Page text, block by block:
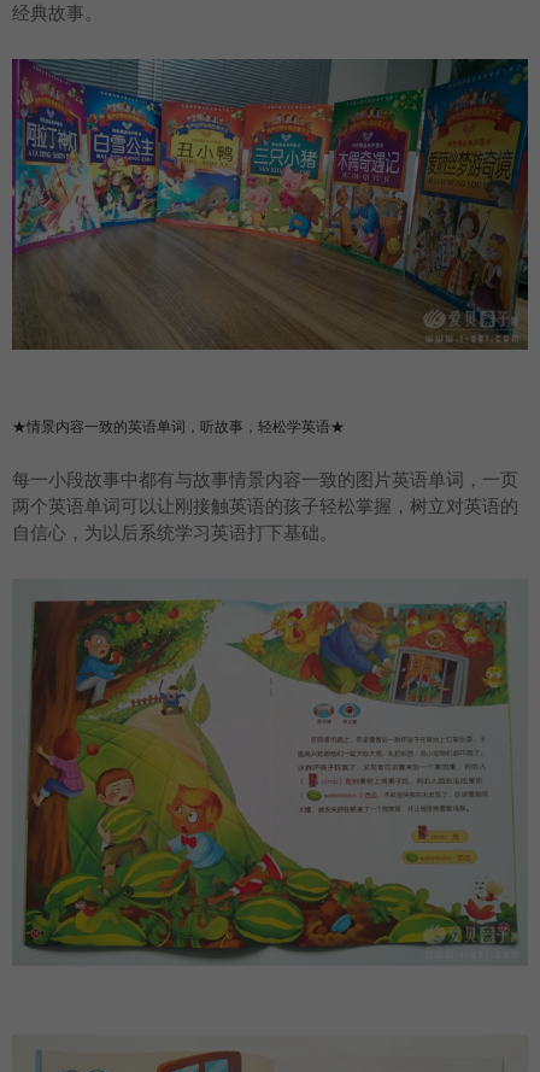
经典故事。
★情景内容一致的英语单词，听故事，轻松学英语★
每一小段故事中都有与故事情景内容一致的图片英语单词，一页
两个英语单词可以让刚接触英语的孩子轻松掌握，树立对英语的
自信心，为以后系统学习英语打下基础。